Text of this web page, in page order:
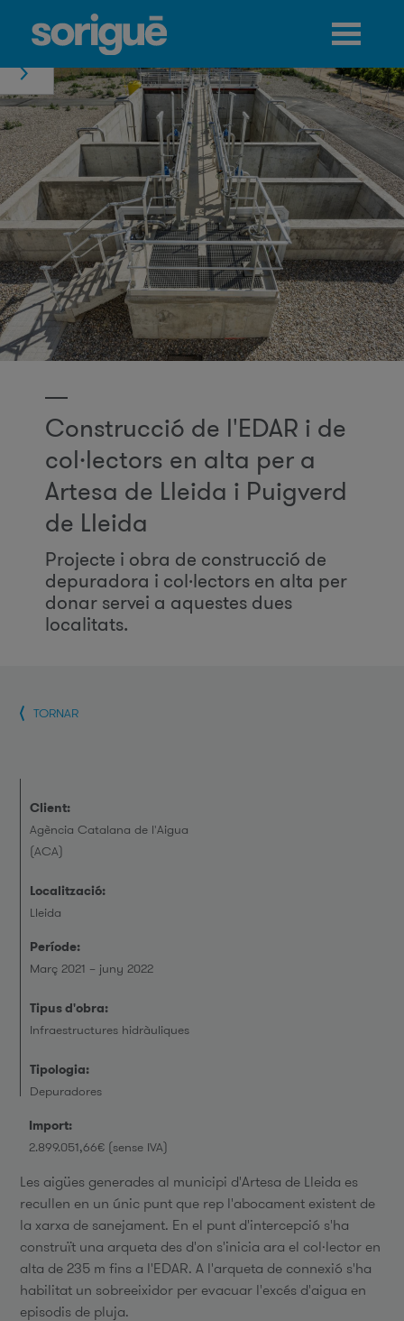
Jump to navigation
Construcció de l'EDAR i de
col·lectors en alta per a
Artesa de Lleida i Puigverd
de Lleida
Projecte i obra de construcció de
depuradora i col·lectors en alta per
donar servei a aquestes dues
localitats.
TORNAR
Client:
Agència Catalana de l'Aigua
(ACA)
Localització:
Lleida
Període:
Març 2021 – juny 2022
Tipus d'obra:
Infraestructures hidràuliques
Tipologia:
Depuradores
Import:
2.899.051,66€ (sense IVA)
Les aigües generades al municipi d'Artesa de Lleida es
recullen en un únic punt que rep l'abocament existent de
la xarxa de sanejament. En el punt d'intercepció s'ha
construït una arqueta des d'on s'inicia ara el col·lector en
alta de 235 m fins a l'EDAR. A l'arqueta de connexió s'ha
habilitat un sobreeixidor per evacuar l'excés d'aigua en
episodis de pluja.
Menú